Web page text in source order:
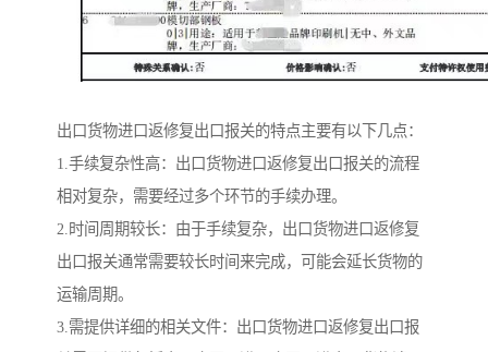
出口货物进口返修复出口报关的特点主要有以下几点：
1.手续复杂性高：出口货物进口返修复出口报关的流程
相对复杂，需要经过多个环节的手续办理。
2.时间周期较长：由于手续复杂，出口货物进口返修复
出口报关通常需要较长时间来完成，可能会延长货物的
运输周期。
3.需提供详细的相关文件：出口货物进口返修复出口报